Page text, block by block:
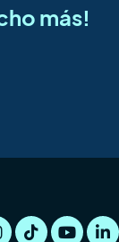
más!